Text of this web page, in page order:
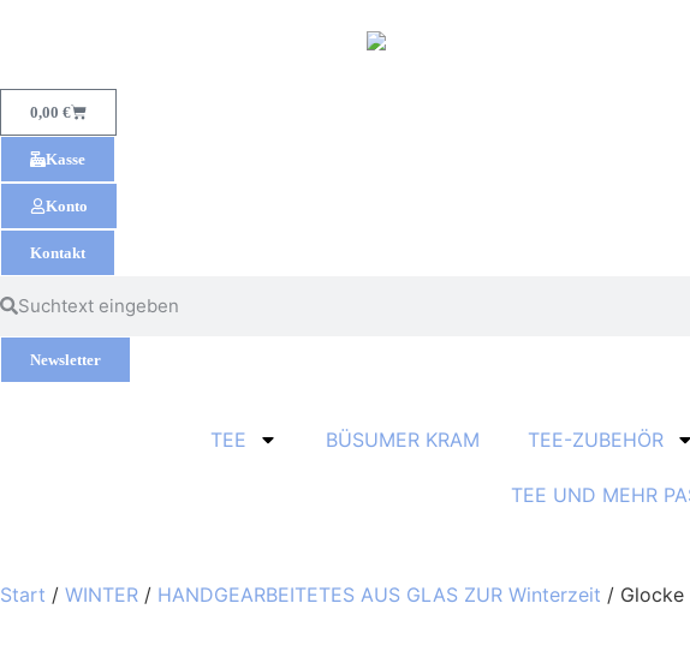
0,00 €
Kasse
Konto
Kontakt
Newsletter
TEE BÜSUMER KRAM TEE-ZUBEHÖR
TEE UND MEHR
Start / WINTER / HANDGEARBEITETES AUS GLAS ZUR Winterzeit / Glocke